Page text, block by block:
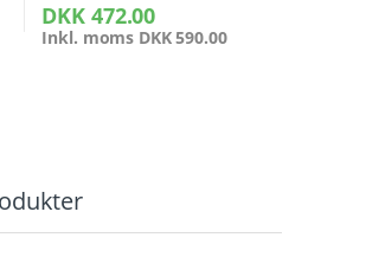
DKK 472.00
Inkl. moms DKK590.00